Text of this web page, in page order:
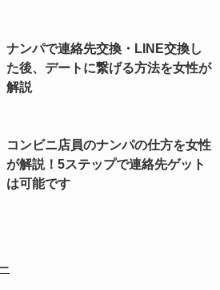
ナンパで連絡先交換・LINE交換し
た後、デートに繋げる方法を女性が
解説
コンビニ店員のナンパの仕方を女性
が解説！5ステップで連絡先ゲット
は可能です